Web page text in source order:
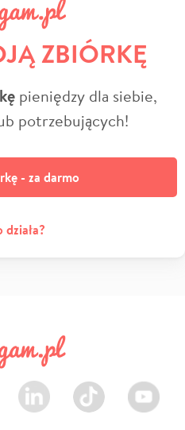
ZBIÓRKĘ
pieniędzy dla siebie,
potrzebujących!
- za darmo
działa?
LinkedIn TikTok Youtube